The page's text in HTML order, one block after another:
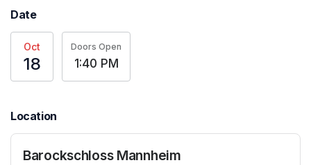
Date
Oct
18
Doors Open
1:40 PM
Location
Barockschloss Mannheim